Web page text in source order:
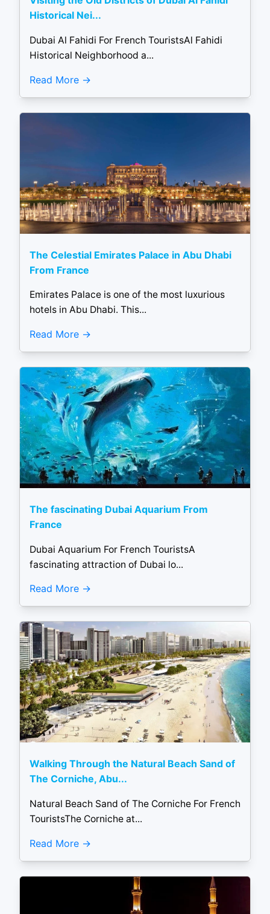
Historical Nei...
Dubai Al Fahidi For French TouristsAl Fahidi
Historical Neighborhood a...
Read More
The Celestial Emirates Palace in Abu Dhabi
From France
Emirates Palace is one of the most luxurious
hotels in Abu Dhabi. This...
Read More
The fascinating Dubai Aquarium From
France
Dubai Aquarium For French TouristsA
fascinating attraction of Dubai lo...
Read More
Walking Through the Natural Beach Sand of
The Corniche, Abu...
Natural Beach Sand of The Corniche For French
TouristsThe Corniche at...
Read More